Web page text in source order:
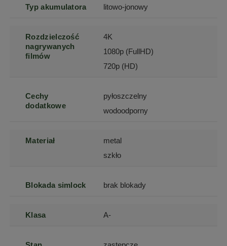
Typ akumulatora litowo-jonowy
Rozdzielczość
nagrywanych
filmów
4K
1080p (FullHD)
720p (HD)
Cechy
dodatkowe
pyłoszczelny
wodoodporny
Materiał
metal
szkło
Blokada simlock brak blokady
Klasa A-